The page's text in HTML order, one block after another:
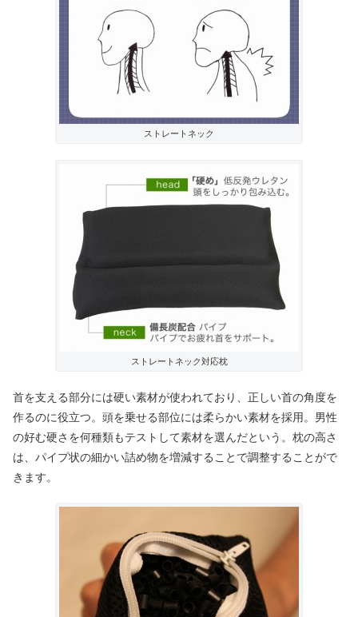
ストレートネック
ストレートネック対応枕
首を支える部分には硬い素材が使われており、正しい首の角度を
作るのに役立つ。頭を乗せる部位には柔らかい素材を採用。男性
の好む硬さを何種類もテストして素材を選んだという。枕の高さ
は、パイプ状の細かい詰め物を増減することで調整することがで
きます。